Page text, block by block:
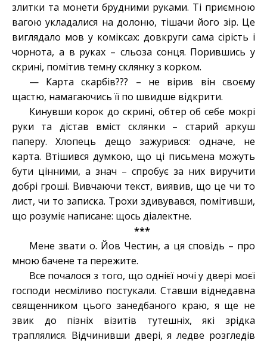
злитки та монети брудними руками. Ті приємною
вагою укладалися на долоню, тішачи його зір. Це
виглядало мов у коміксах: довкруги сама сірість і
чорнота, а в руках – сльоза сонця. Порившись у
скрині, помітив темну склянку з корком.
— Карта скарбів??? – не вірив він своєму
щастю, намагаючись її по швидше відкрити.
Кинувши корок до скрині, обтер об себе мокрі
руки та дістав вміст склянки – старий аркуш
паперу. Хлопець дещо зажурився: одначе, не
карта. Втішився думкою, що ці письмена можуть
бути цінними, а знач – спробує за них виручити
добрі гроші. Вивчаючи текст, виявив, що це чи то
лист, чи то записка. Трохи здивувався, помітивши,
що розуміє написане: щось діалектне.
***
Мене звати о. Йов Честин, а ця сповідь – про
мною бачене та пережите.
Все почалося з того, що однієї ночі у двері моєї
господи несміливо постукали. Ставши віднедавна
священником цього занедбаного краю, я ще не
звик до пізніх візитів тутешніх, які зрідка
траплялися. Відчинивши двері, я ледве розгледів